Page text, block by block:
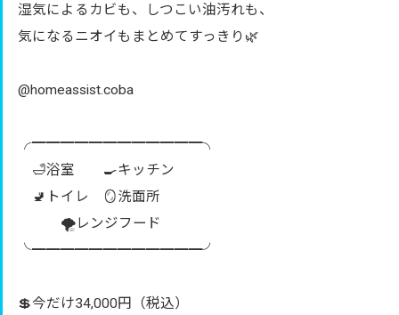
湿気によるカビも、しつこい油汚れも、
気になるニオイもまとめてすっきり🌿
@homeassist.coba
╭━━━━━━━━━━━━╮
🛁浴室 🍳キッチン
🚽トイレ 🪞洗面所
🌪レンジフード
╰━━━━━━━━━━━━╯
💲今だけ34,000円（税込）